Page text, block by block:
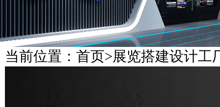
当前位置： 首页>展览搭建设计工